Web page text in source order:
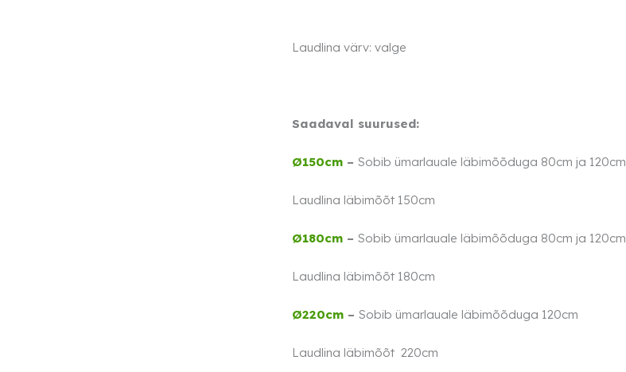
Laudlina värv: valge
Saadaval suurused:
Ø150cm – Sobib ümarlauale läbimõõduga 80cm ja 120cm
Laudlina läbimõõt 150cm
Ø180cm – Sobib ümarlauale läbimõõduga 80cm ja 120cm
Laudlina läbimõõt 180cm
Ø220cm – Sobib ümarlauale läbimõõduga 120cm
Laudlina läbimõõt 220cm